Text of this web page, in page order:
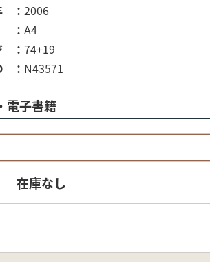
2006
A4
74+19
N43571
電子書籍
在庫なし